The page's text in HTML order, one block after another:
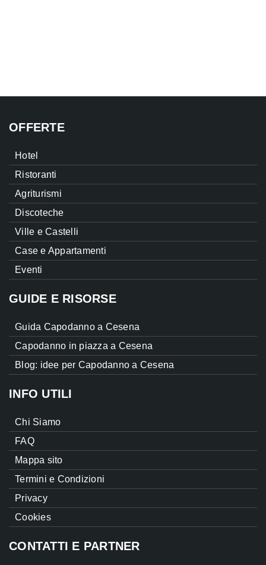
OFFERTE
Hotel
Ristoranti
Agriturismi
Discoteche
Ville e Castelli
Case e Appartamenti
Eventi
GUIDE E RISORSE
Guida Capodanno a Cesena
Capodanno in piazza a Cesena
Blog: idee per Capodanno a Cesena
INFO UTILI
Chi Siamo
FAQ
Mappa sito
Termini e Condizioni
Privacy
Cookies
CONTATTI E PARTNER